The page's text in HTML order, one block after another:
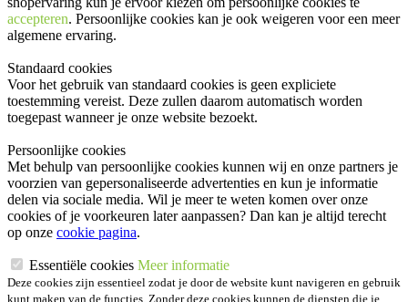
accepteren. Persoonlijke cookies kan je ook weigeren voor een meer
algemene ervaring.
Standaard cookies
Voor het gebruik van standaard cookies is geen expliciete
toestemming vereist. Deze zullen daarom automatisch worden
toegepast wanneer je onze website bezoekt.
Persoonlijke cookies
Met behulp van persoonlijke cookies kunnen wij en onze partners je
voorzien van gepersonaliseerde advertenties en kun je informatie
delen via sociale media. Wil je meer te weten komen over onze
cookies of je voorkeuren later aanpassen? Dan kan je altijd terecht
op onze cookie pagina.
Essentiële cookies Meer informatie
Deze cookies zijn essentieel zodat je door de website kunt navigeren en gebruik
kunt maken van de functies. Zonder deze cookies kunnen de diensten die je